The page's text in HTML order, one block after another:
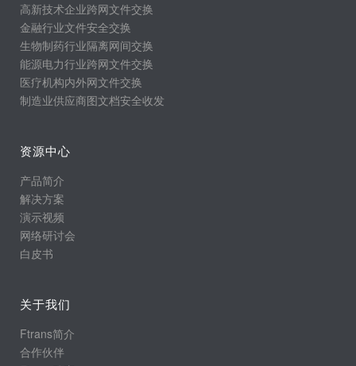
高新技术企业跨网文件交换
金融行业文件安全交换
生物制药行业隔离网间交换
能源电力行业跨网文件交换
医疗机构内外网文件交换
制造业供应商图文档安全收发
资源中心
产品简介
解决方案
演示视频
网络研讨会
白皮书
关于我们
Ftrans简介
合作伙伴